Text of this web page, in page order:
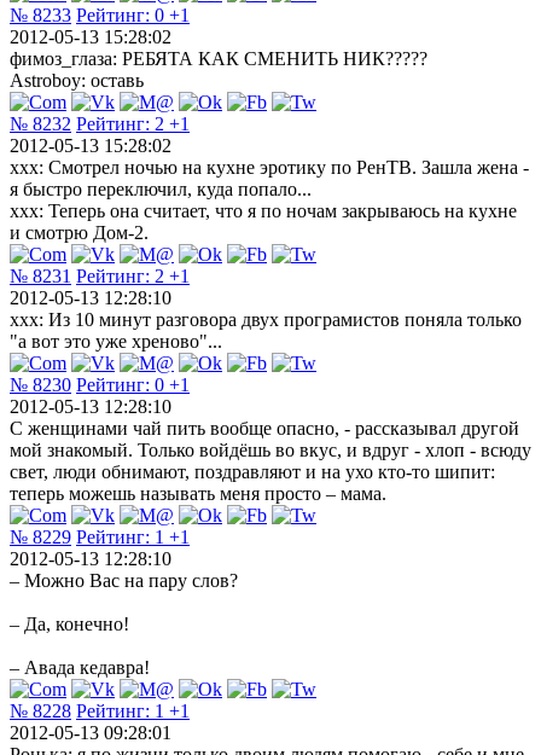
№ 8233 Рейтинг: 0 +1
2012-05-13 15:28:02
фимоз_глаза: РЕБЯТА КАК СМЕНИТЬ НИК?????
Astroboy: оставь
№ 8232 Рейтинг: 2 +1
2012-05-13 15:28:02
xxx: Смотрел ночью на кухне эротику по РенТВ. Зашла жена -
я быстро переключил, куда попало...
xxx: Теперь она считает, что я по ночам закрываюсь на кухне
и смотрю Дом-2.
№ 8231 Рейтинг: 2 +1
2012-05-13 12:28:10
xxx: Из 10 минут разговора двух програмистов поняла только
"а вот это уже хреново"...
№ 8230 Рейтинг: 0 +1
2012-05-13 12:28:10
С женщинами чай пить вообще опасно, - рассказывал другой
мой знакомый. Только войдёшь во вкус, и вдруг - хлоп - всюду
свет, люди обнимают, поздравляют и на ухо кто-то шипит:
теперь можешь называть меня просто – мама.
№ 8229 Рейтинг: 1 +1
2012-05-13 12:28:10
– Можно Вас на пару слов?
– Да, конечно!
– Авада кедавра!
№ 8228 Рейтинг: 1 +1
2012-05-13 09:28:01